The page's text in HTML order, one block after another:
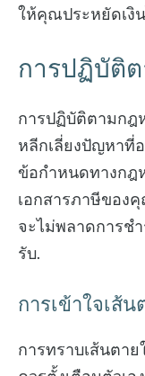
ให้คุณประหยัดเงิ
การปฏิบัติ
การปฏิบัติตามก
หลีกเลี่ยงปัญหาที่
ข้อกำหนดทางกฎ
เอกสารภาษีของ
จะไม่พลาดการช
รับ.
การเข้าใจเส้น
การทราบเส้นตา